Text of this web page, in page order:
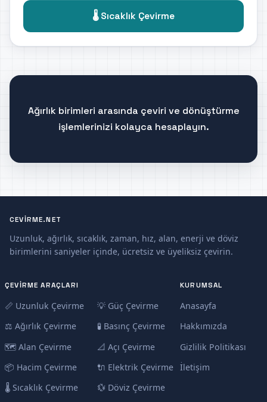
🌡️ Sıcaklık Çevirme
Ağırlık birimleri arasında çeviri ve dönüştürme
işlemlerinizi kolayca hesaplayın.
CEVIRME.NET
Uzunluk, ağırlık, sıcaklık, zaman, hız, alan, enerji ve döviz
birimlerini saniyeler içinde, ücretsiz ve üyeliksiz çevirin.
ÇEVIRME ARAÇLARI
📏 Uzunluk Çevirme
⚖️ Ağırlık Çevirme
🗺️ Alan Çevirme
📦 Hacim Çevirme
🌡️ Sıcaklık Çevirme
💡 Güç Çevirme
🧪 Basınç Çevirme
📐 Açı Çevirme
🔌 Elektrik Çevirme
💱 Döviz Çevirme
KURUMSAL
Anasayfa
Hakkımızda
Gizlilik Politikası
İletişim